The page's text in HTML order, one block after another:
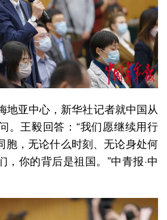
地亚中心，新华社记者就中国从
。王毅回答：“我们愿继续用行
胞，无论什么时刻、无论身处何
，你的背后是祖国。”中青报·中